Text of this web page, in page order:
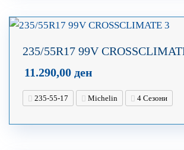
235/55R17 99V
11.290,00 ден
235-55-17 Michelin 4 Сезони